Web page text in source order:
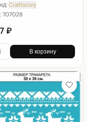
Craftstory
707028
₽
В корзину